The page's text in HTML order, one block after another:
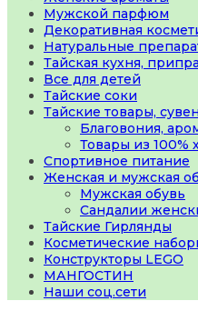
Мужской парфюм
Декоративная
Натуральные
Тайская кухня,
Все для детей
Тайские соки
Тайские товары,
Благовония,
Товары из 100%
Спортивное питание
Женская и мужская
Мужская обувь
Сандалии
Тайские Гирлянды
Косметические
Конструкторы LEGO
МАНГОСТИН
Наши соц.сети